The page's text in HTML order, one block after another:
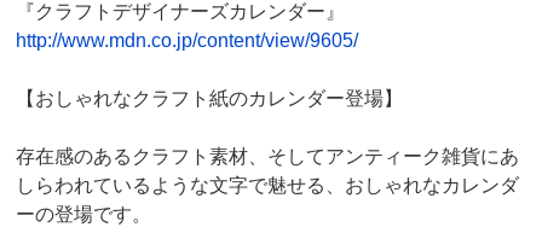
『クラフトデザイナーズカレンダー』
http://www.mdn.co.jp/content/view/9605/
【おしゃれなクラフト紙のカレンダー登場】
存在感のあるクラフト素材、そしてアンティーク雑貨にあ
しらわれているような文字で魅せる、おしゃれなカレンダ
ーの登場です。